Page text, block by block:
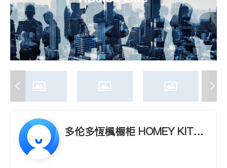
建筑装修
多伦多恆楓橱柜 HOMEY KITCH